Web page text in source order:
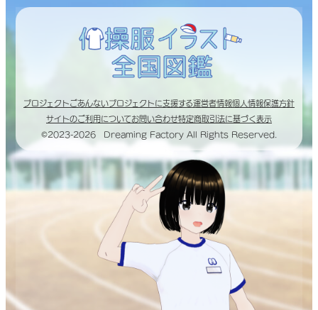
プロジェクトごあんないプロジェクトに支援する運営者情報個人情報保護方針
サイトのご利用についてお問い合わせ特定商取引法に基づく表示
©2023-2026 Dreaming Factory All Rights Reserved.